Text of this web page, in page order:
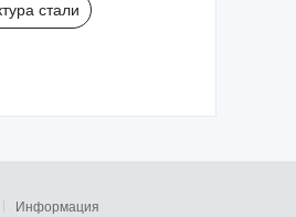
стали
Информация